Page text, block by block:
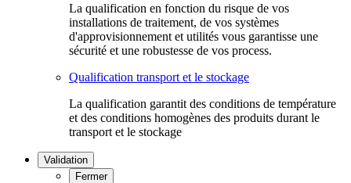
La qualification en fonction du risque de vos
installations de traitement, de vos systèmes
d'approvisionnement et utilités vous garantisse une
sécurité et une robustesse de vos process.
Qualification transport et le stockage
La qualification garantit des conditions de température
et des conditions homogènes des produits durant le
transport et le stockage
Validation
Fermer